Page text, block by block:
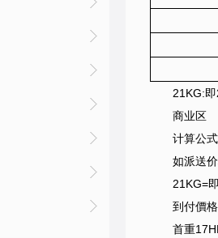
21KG:
商业区
计算公式
如派送
21KG=
到付價
首重